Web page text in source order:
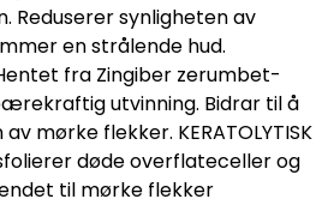
Reduserer synligheten av
en strålende hud.
Hentet fra Zingiber zerumbet-
utvinning. Bidrar til å
mørke flekker. KERATOLYTISK
døde overflateceller og
til mørke flekker